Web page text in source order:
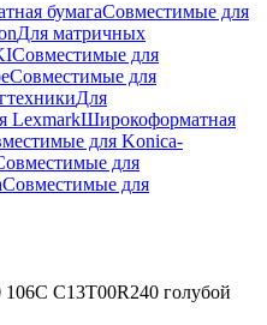
бумагаСовместимые для
Для матричных
Совместимые для
Совместимые для
Для
LexmarkШирокоформатная
для Konica-
для
Совместимые для
C13T00R240 голубой